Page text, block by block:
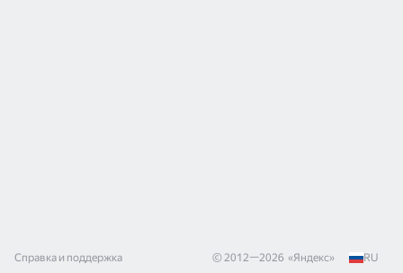
Справка и поддержка © 2012—2026 «Яндекс» RU